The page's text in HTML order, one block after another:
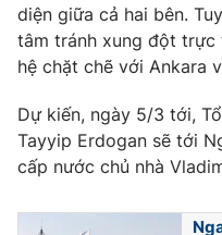
Emagazine
Video
VTV Money
diện giữa cả hai bên.
tâm tránh xung đột trực
hệ chặt chẽ với Ankara
Dự kiến, ngày 5/3 tới,
Tayyip Erdogan sẽ tới
cấp nước chủ nhà